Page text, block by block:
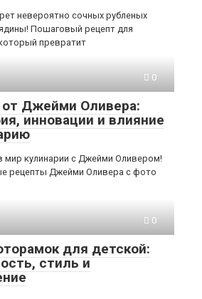
невероятно сочных рубленых
Пошаговый рецепт для
превратит
0
Джейми Оливера:
инновации и влияние
мир кулинарии с Джейми Оливером!
рецепты Джейми Оливера с фото
0
для детской:
стиль и